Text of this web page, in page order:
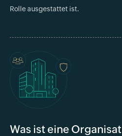
Rolle ausgestattet ist.
Was ist eine